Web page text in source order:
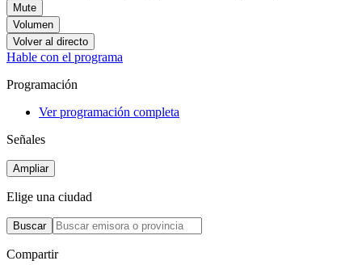
Mute
Volumen
Volver al directo
Hable con el programa
Programación
Ver programación completa
Señales
Ampliar
Elige una ciudad
Buscar
Compartir